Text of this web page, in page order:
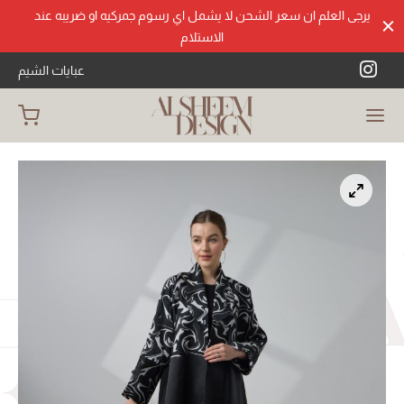
يرجى العلم ان سعر الشحن لا يشمل اي رسوم جمركيه او ضريبه عند
الاستلام
عبايات الشيم